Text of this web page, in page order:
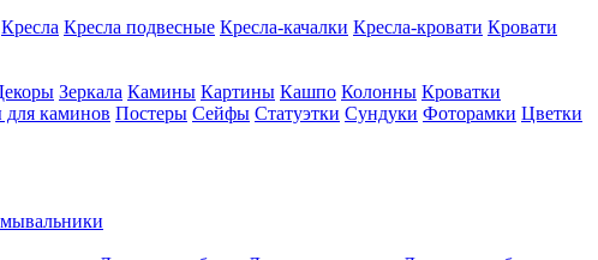
Кресла Кресла подвесные Кресла-качалки Кресла-кровати Кровати
Зеркала Камины Картины Кашпо Колонны Кроватки
каминов Постеры Сейфы Статуэтки Сундуки Фоторамки Цветки